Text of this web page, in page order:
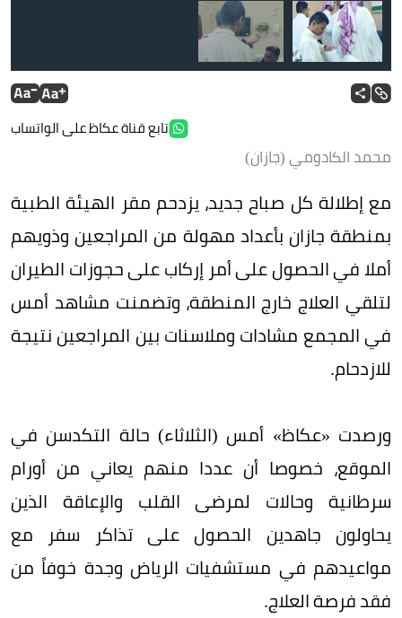
تابع قناة عكاظ على الواتساب
محمد الكادومي (جازان)
مع إطلالة كل صباح جديد، يزدحم مقر الهيئة الطبية
بمنطقة جازان بأعداد مهولة من المراجعين وذويهم
أملا في الحصول على أمر إركاب على حجوزات الطيران
لتلقي العلاج خارج المنطقة، وتضمنت مشاهد أمس
في المجمع مشادات وملاسنات بين المراجعين نتيجة
للازدحام.
ورصدت «عكاظ» أمس (الثلاثاء) حالة التكدسن في
الموقع، خصوصا أن عددا منهم يعاني من أورام
سرطانية وحالات لمرضى القلب والإعاقة الذين
يحاولون جاهدين الحصول على تذاكر سفر مع
مواعيدهم في مستشفيات الرياض وجدة خوفاً من
فقد فرصة العلاج.